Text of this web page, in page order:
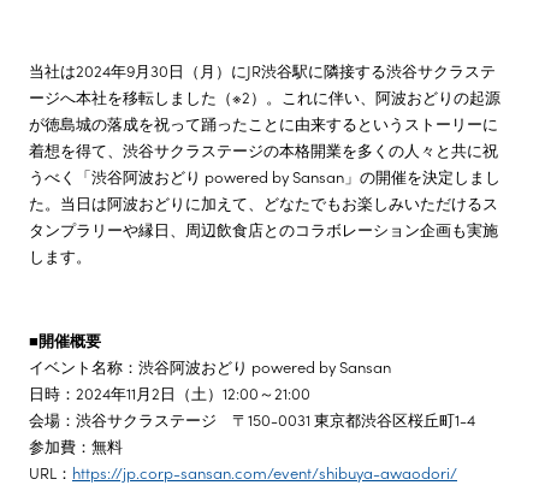
当社は2024年9月30日（月）にJR渋谷駅に隣接する渋谷サクラステ
ージへ本社を移転しました（※2）。これに伴い、阿波おどりの起源
が徳島城の落成を祝って踊ったことに由来するというストーリーに
着想を得て、渋谷サクラステージの本格開業を多くの人々と共に祝
うべく「渋谷阿波おどり powered by Sansan」の開催を決定しまし
た。当日は阿波おどりに加えて、どなたでもお楽しみいただけるス
タンプラリーや縁日、周辺飲食店とのコラボレーション企画も実施
します。
■開催概要
イベント名称：渋谷阿波おどり powered by Sansan
日時：2024年11月2日（土）12:00～21:00
会場：渋谷サクラステージ 〒150-0031 東京都渋谷区桜丘町1-4
参加費：無料
URL： https://jp.corp-sansan.com/event/shibuya-awaodori/